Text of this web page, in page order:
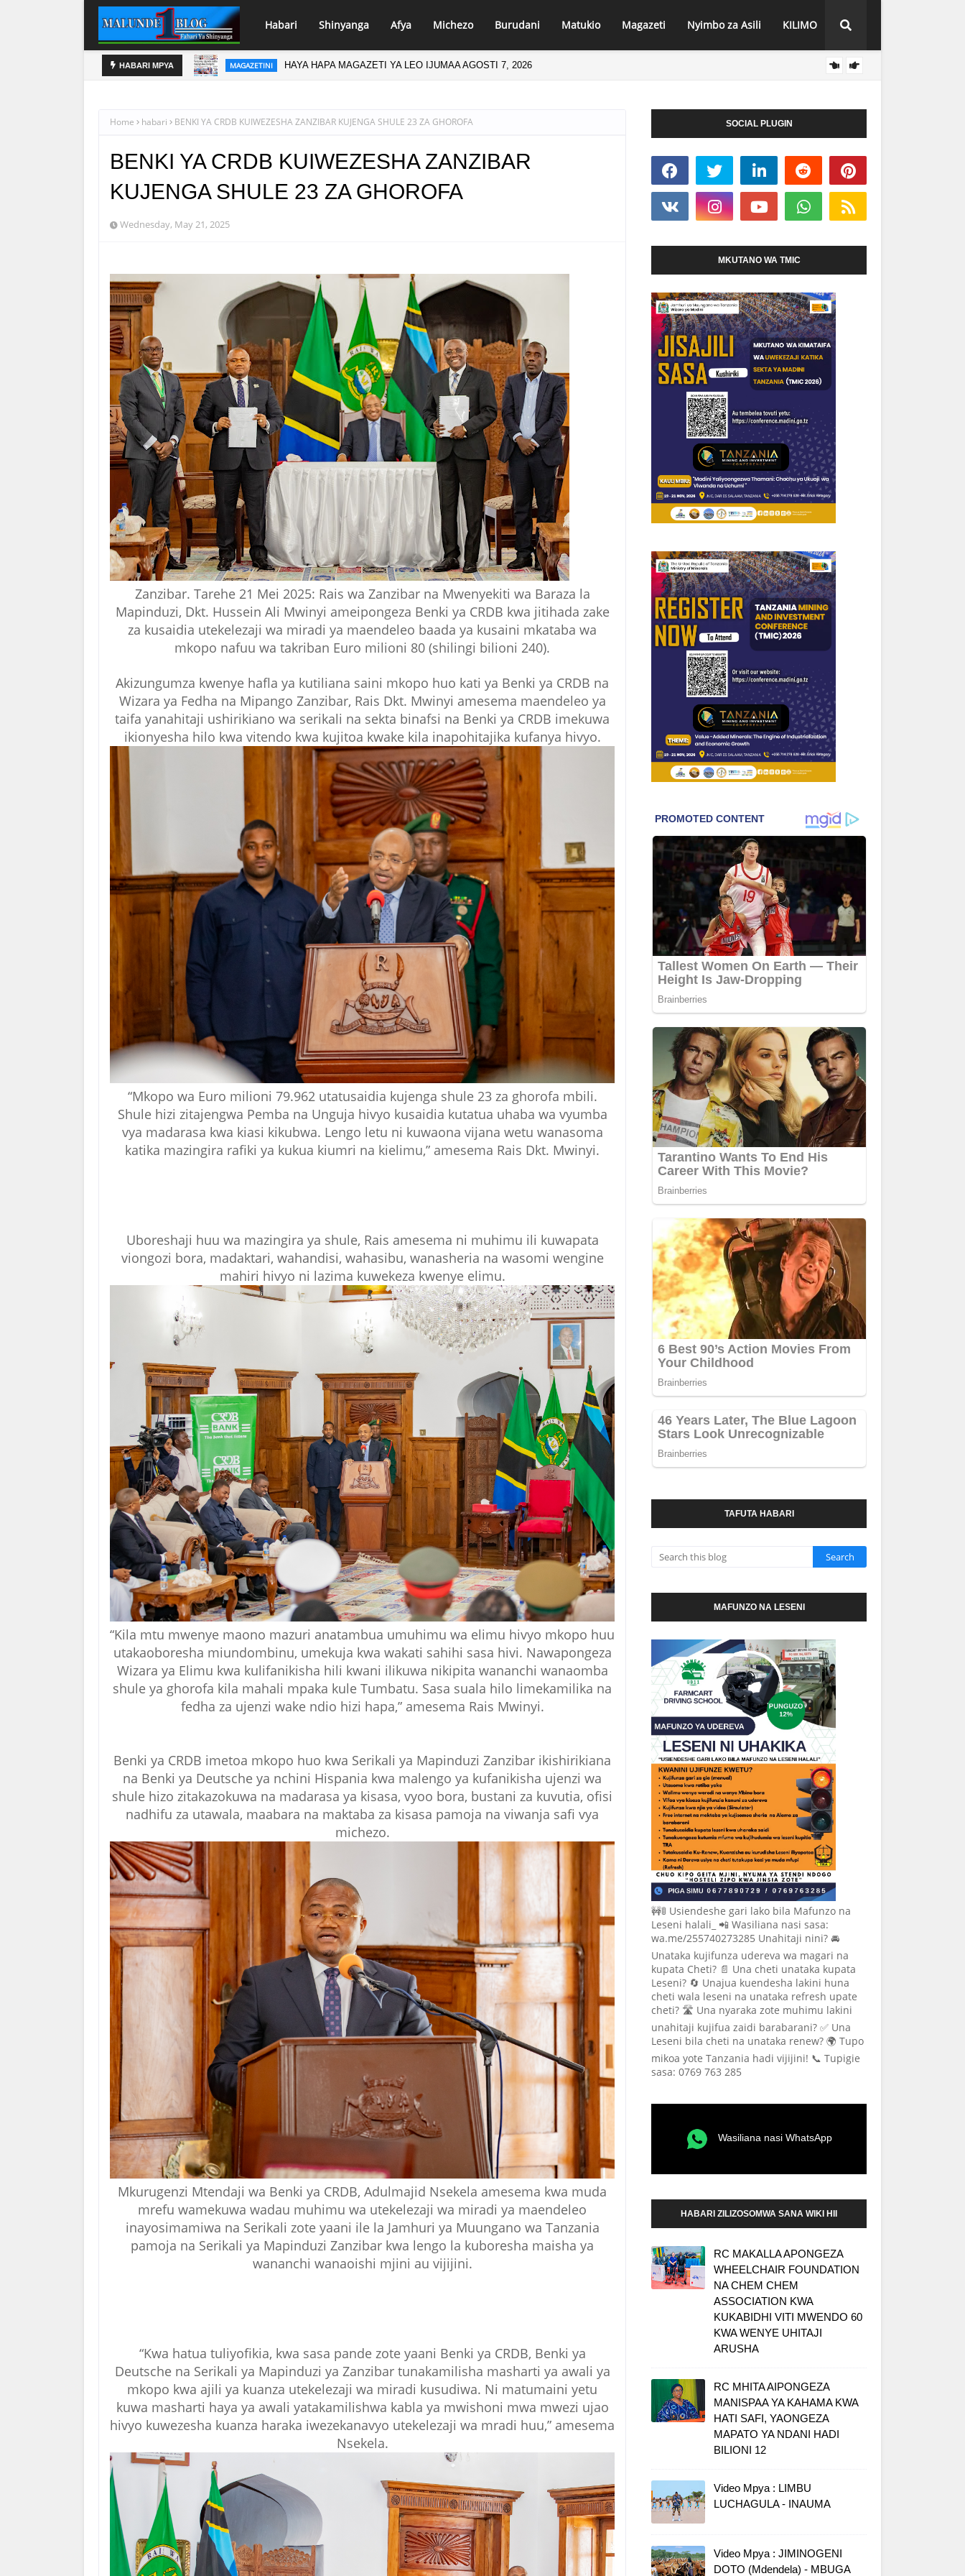
Habari Shinyanga Afya Michezo Burudani Matukio Magazeti Nyimbo za Asili KILIMO
HABARI MPYA MAGAZETINI HAYA HAPA MAGAZETI YA LEO IJUMAA AGOSTI 7, 2026
Home habari BENKI YA CRDB KUIWEZESHA ZANZIBAR KUJENGA SHULE 23 ZA GHOROFA
BENKI YA CRDB KUIWEZESHA ZANZIBAR
KUJENGA SHULE 23 ZA GHOROFA
Wednesday, May 21, 2025
Zanzibar. Tarehe 21 Mei 2025: Rais wa Zanzibar na Mwenyekiti wa Baraza la
Mapinduzi, Dkt. Hussein Ali Mwinyi ameipongeza Benki ya CRDB kwa jitihada zake
za kusaidia utekelezaji wa miradi ya maendeleo baada ya kusaini mkataba wa
mkopo nafuu wa takriban Euro milioni 80 (shilingi bilioni 240).
Akizungumza kwenye hafla ya kutiliana saini mkopo huo kati ya Benki ya CRDB na
Wizara ya Fedha na Mipango Zanzibar, Rais Dkt. Mwinyi amesema maendeleo ya
taifa yanahitaji ushirikiano wa serikali na sekta binafsi na Benki ya CRDB imekuwa
ikionyesha hilo kwa vitendo kwa kujitoa kwake kila inapohitajika kufanya hivyo.
“Mkopo wa Euro milioni 79.962 utatusaidia kujenga shule 23 za ghorofa mbili.
Shule hizi zitajengwa Pemba na Unguja hivyo kusaidia kutatua uhaba wa vyumba
vya madarasa kwa kiasi kikubwa. Lengo letu ni kuwaona vijana wetu wanasoma
katika mazingira rafiki ya kukua kiumri na kielimu,” amesema Rais Dkt. Mwinyi.
Uboreshaji huu wa mazingira ya shule, Rais amesema ni muhimu ili kuwapata
viongozi bora, madaktari, wahandisi, wahasibu, wanasheria na wasomi wengine
mahiri hivyo ni lazima kuwekeza kwenye elimu.
“Kila mtu mwenye maono mazuri anatambua umuhimu wa elimu hivyo mkopo huu
utakaoboresha miundombinu, umekuja kwa wakati sahihi sasa hivi. Nawapongeza
Wizara ya Elimu kwa kulifanikisha hili kwani ilikuwa nikipita wananchi wanaomba
shule ya ghorofa kila mahali mpaka kule Tumbatu. Sasa suala hilo limekamilika na
fedha za ujenzi wake ndio hizi hapa,” amesema Rais Mwinyi.
Benki ya CRDB imetoa mkopo huo kwa Serikali ya Mapinduzi Zanzibar ikishirikiana
na Benki ya Deutsche ya nchini Hispania kwa malengo ya kufanikisha ujenzi wa
shule hizo zitakazokuwa na madarasa ya kisasa, vyoo bora, bustani za kuvutia, ofisi
nadhifu za utawala, maabara na maktaba za kisasa pamoja na viwanja safi vya
michezo.
Mkurugenzi Mtendaji wa Benki ya CRDB, Adulmajid Nsekela amesema kwa muda
mrefu wamekuwa wadau muhimu wa utekelezaji wa miradi ya maendeleo
inayosimamiwa na Serikali zote yaani ile la Jamhuri ya Muungano wa Tanzania
pamoja na Serikali ya Mapinduzi Zanzibar kwa lengo la kuboresha maisha ya
wananchi wanaoishi mjini au vijijini.
“Kwa hatua tuliyofikia, kwa sasa pande zote yaani Benki ya CRDB, Benki ya
Deutsche na Serikali ya Mapinduzi ya Zanzibar tunakamilisha masharti ya awali ya
mkopo kwa ajili ya kuanza utekelezaji wa miradi kusudiwa. Ni matumaini yetu
kuwa masharti haya ya awali yatakamilishwa kabla ya mwishoni mwa mwezi ujao
hivyo kuwezesha kuanza haraka iwezekanavyo utekelezaji wa mradi huu,” amesema
Nsekela.
SOCIAL PLUGIN
MKUTANO WA TMIC
TAFUTA HABARI
MAFUNZO NA LESENI
🚧🚦 Usiendeshe gari lako bila Mafunzo na
Leseni halali_ 📲 Wasiliana nasi sasa:
wa.me/255740273285 Unahitaji nini? 🚘
Unataka kujifunza udereva wa magari na
kupata Cheti? 📄 Una cheti unataka kupata
Leseni? 🔄 Unajua kuendesha lakini huna
cheti wala leseni na unataka refresh upate
cheti? 🛣️ Una nyaraka zote muhimu lakini
unahitaji kujifua zaidi barabarani? ✅ Una
Leseni bila cheti na unataka renew? 🌍 Tupo
mikoa yote Tanzania hadi vijijini! 📞 Tupigie
sasa: 0769 763 285
Wasiliana nasi WhatsApp
HABARI ZILIZOSOMWA SANA WIKI HII
RC MAKALLA APONGEZA
WHEELCHAIR FOUNDATION
NA CHEM CHEM
ASSOCIATION KWA
KUKABIDHI VITI MWENDO 60
KWA WENYE UHITAJI
ARUSHA
RC MHITA AIPONGEZA
MANISPAA YA KAHAMA KWA
HATI SAFI, YAONGEZA
MAPATO YA NDANI HADI
BILIONI 12
Video Mpya : LIMBU
LUCHAGULA - INAUMA
Video Mpya : JIMINOGENI
DOTO (Mdendela) - MBUGA